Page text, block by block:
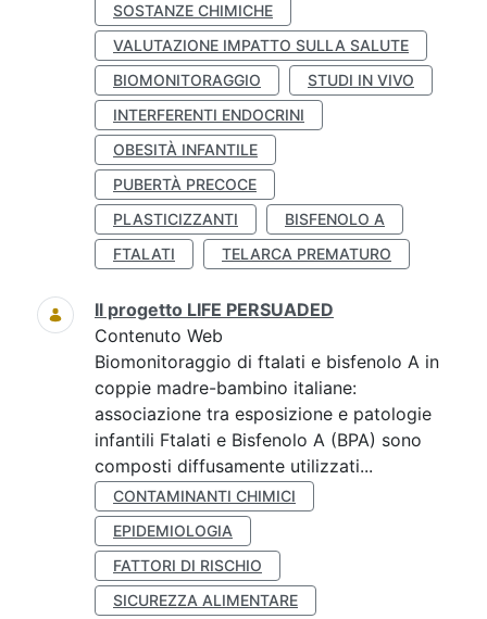
SOSTANZE CHIMICHE
VALUTAZIONE IMPATTO SULLA SALUTE
BIOMONITORAGGIO
STUDI IN VIVO
INTERFERENTI ENDOCRINI
OBESITÀ INFANTILE
PUBERTÀ PRECOCE
PLASTICIZZANTI
BISFENOLO A
FTALATI
TELARCA PREMATURO
Il progetto LIFE PERSUADED
Contenuto Web
Biomonitoraggio di ftalati e bisfenolo A in
coppie madre-bambino italiane:
associazione tra esposizione e patologie
infantili Ftalati e Bisfenolo A (BPA) sono
composti diffusamente utilizzati...
CONTAMINANTI CHIMICI
EPIDEMIOLOGIA
FATTORI DI RISCHIO
SICUREZZA ALIMENTARE